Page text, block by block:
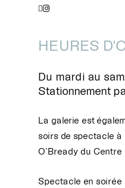

HEURES
Du mardi au
Stationnement
La galerie est
soirs de spectacle
O’Bready du
Spectacle en soirée